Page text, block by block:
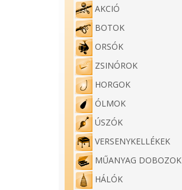
AKCIÓ
BOTOK
ORSÓK
ZSINÓROK
HORGOK
ÓLMOK
ÚSZÓK
VERSENYKELLÉKEK
MŰANYAG DOBOZOK
HÁLÓK